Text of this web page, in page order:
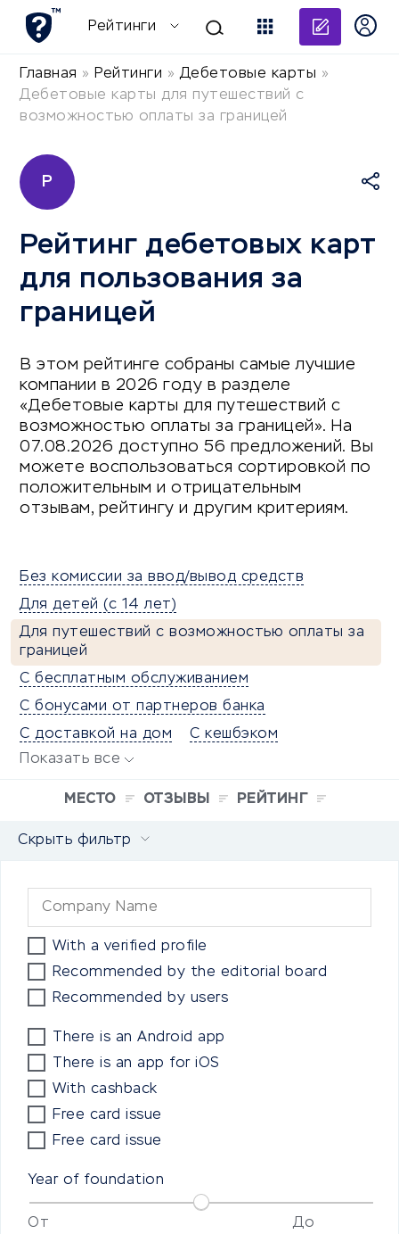
Рейтинги
Главная » Рейтинги »Дебетовые карты »
Дебетовые карты для путешествий с
возможностью оплаты за границей
Р
Рейтинг дебетовых карт
для пользования за
границей
В этом рейтинге собраны самые лучшие
компании в 2026 году в разделе
«Дебетовые карты для путешествий с
возможностью оплаты за границей». На
07.08.2026 доступно 56 предложений. Вы
можете воспользоваться сортировкой по
положительным и отрицательным
отзывам, рейтингу и другим критериям.
Без комиссии за ввод/вывод средств
Для детей (с 14 лет)
Для путешествий с возможностью оплаты за
границей
С бесплатным обслуживанием
С бонусами от партнеров банка
С доставкой на дом
С кешбэком
Показать все
МЕСТО ОТЗЫВЫ РЕЙТИНГ
Скрыть фильтр
With a verified profile
Recommended by the editorial board
Recommended by users
There is an Android app
There is an app for iOS
With cashback
Free card issue
Free card issue
Year of foundation
От
До